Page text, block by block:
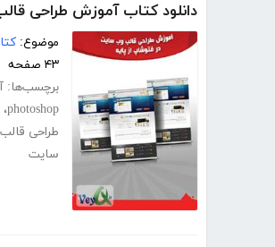
دانلود کتاب آموزش طراحی
موضوع:
۴۳ صفحه
برچسب‌ها:
photoshop،
طراحی
سایت